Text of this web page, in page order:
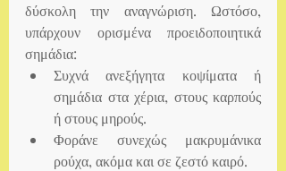
δύσκολη την αναγνώριση. Ωστόσο,
υπάρχουν ορισμένα προειδοποιητικά
σημάδια:
Συχνά ανεξήγητα κοψίματα ή
σημάδια στα χέρια, στους καρπούς
ή στους μηρούς.
Φοράνε συνεχώς μακρυμάνικα
ρούχα, ακόμα και σε ζεστό καιρό.